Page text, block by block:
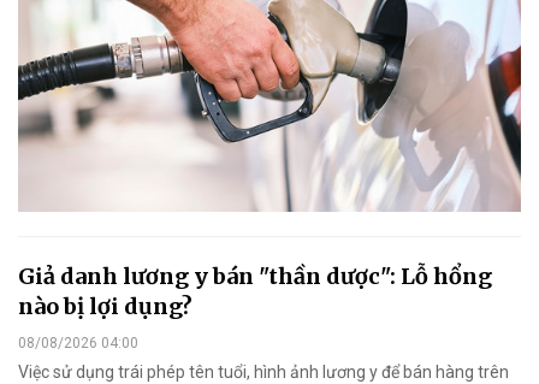
Giả danh lương y bán "thần dược": Lỗ hổng
nào bị lợi dụng?
08/08/2026 04:00
Việc sử dụng trái phép tên tuổi, hình ảnh lương y để bán hàng trên